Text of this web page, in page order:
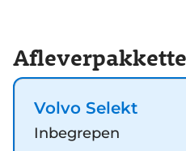
Verwarmbare voorruit Deze auto beschikt
standaard over: - Premium Audio by Harman
Kardon 14 Harman
Control, Lane Keeping
Volvo Selekt
Inbegrepen